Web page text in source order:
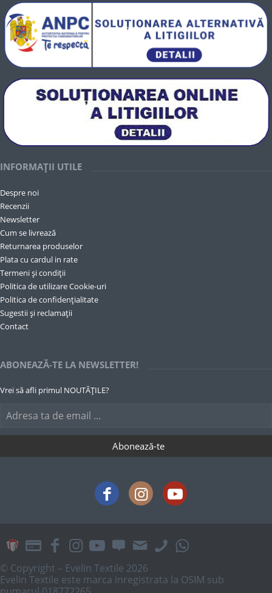
INFORMAȚII UTILE
Despre noi
Recenzii
Newsletter
Cum se livrează
Returnarea produselor
Plata cu cardul in rate
Termeni și condiții
Politica de utilizare Cookie-uri
Politica de confidențialitate
Sugestii și reclamații
Contact
ABONEAZĂ-TE LA NEWSLETTER!
Vrei să afli primul NOUTĂȚILE?
© Copyright – Evelin Textile 2026
Evelin Textile este marca inregistrata la OSIM sub